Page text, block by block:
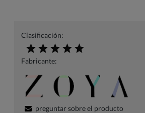
Clasificación:
Fabricante:
preguntar sobre el producto